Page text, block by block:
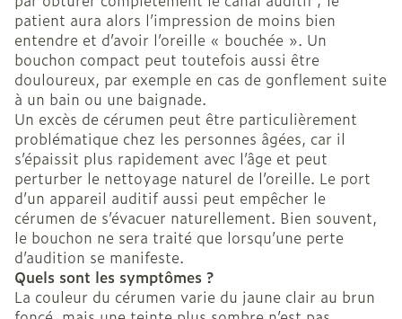
patient aura alors l’impression de moins bien
entendre et d’avoir l’oreille « bouchée ». Un
bouchon compact peut toutefois aussi être
douloureux, par exemple en cas de gonflement suite
à un bain ou une baignade.
Un excès de cérumen peut être particulièrement
problématique chez les personnes âgées, car il
s’épaissit plus rapidement avec l’âge et peut
perturber le nettoyage naturel de l’oreille. Le port
d’un appareil auditif aussi peut empêcher le
cérumen de s’évacuer naturellement. Bien souvent,
le bouchon ne sera traité que lorsqu’une perte
d’audition se manifeste.
Quels sont les symptômes ?
La couleur du cérumen varie du jaune clair au brun